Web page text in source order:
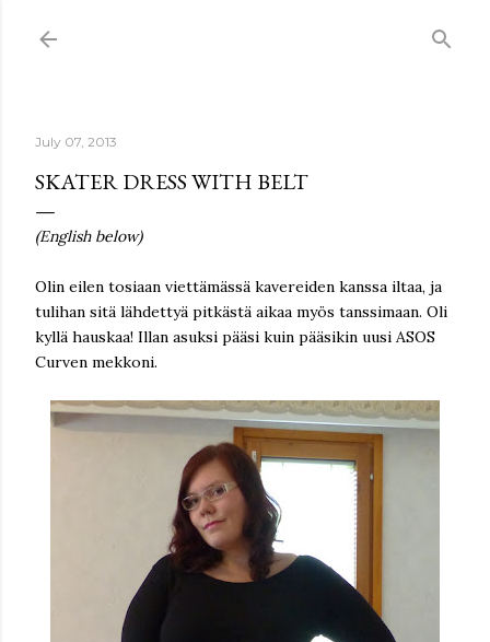
July 07, 2013
SKATER DRESS WITH BELT
(English below)
Olin eilen tosiaan viettämässä kavereiden kanssa iltaa, ja
tulihan sitä lähdettyä pitkästä aikaa myös tanssimaan. Oli
kyllä hauskaa! Illan asuksi pääsi kuin pääsikin uusi ASOS
Curven mekkoni.